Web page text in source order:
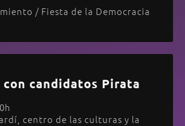
/ Fiesta de la Democracia
con candidatos Pirata
centro de las culturas y la